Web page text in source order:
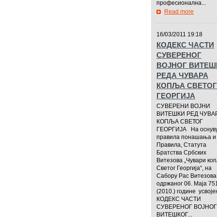
професионална...
Read more
16/03/2011 19:18
КОДЕКС ЧАСТИ
СУВЕРЕНОГ
ВОЈНОГ
РЕДА ЧУВАРА
КОПЉА СВЕТОГ
ГЕОРГИЈА
СУВЕРЕНИ ВОЈНИ
ВИТЕШКИ РЕД
КОПЉА СВЕТОГ
ГЕОРГИЈА На
правила понашања и
Правила, Статута
Братства Србских
Витезова „Чувари
Светог Георгија“, на
Сабору Рас Витезова
одржаног 06. Маја
(2010.) године
КОДЕКС ЧАСТИ
СУВЕРЕНОГ ВОЈНОГ
ВИТЕШКОГ...